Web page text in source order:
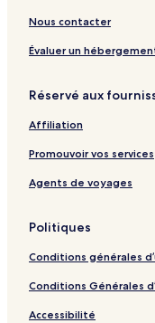
c
s
N
a
s
e
n
a
H
h
a
y
P
N
t
l
e
a
t
e
o
C
y
Nous contacter
Évaluer un
Réservé aux
Affiliation
Promouvoir vos services
Agents de voyages
Politiques
Conditions générales
Conditions Générales
Accessibilité